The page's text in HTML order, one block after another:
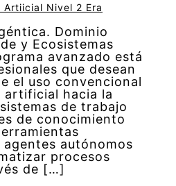
Nivel 2 Era
Dominio
y Ecosistemas
avanzado está
que desean
el uso convencional
artificial hacia la
de trabajo
de conocimiento
autónomos
procesos
de […]